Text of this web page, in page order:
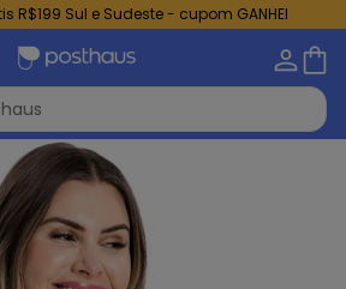
R$199 Sul e Sudeste - cupom GANHEI